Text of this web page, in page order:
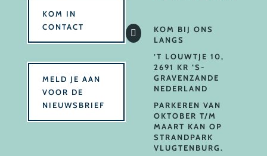
KOM IN
CONTACT
MELD JE AAN
VOOR DE
NIEUWSBRIEF

KOM BIJ ONS
LANGS
’T LOUWTJE 10,
2691 KR ‘S-
GRAVENZANDE
NEDERLAND
PARKEREN VAN
OKTOBER T/M
MAART KAN OP
STRANDPARK
VLUGTENBURG.